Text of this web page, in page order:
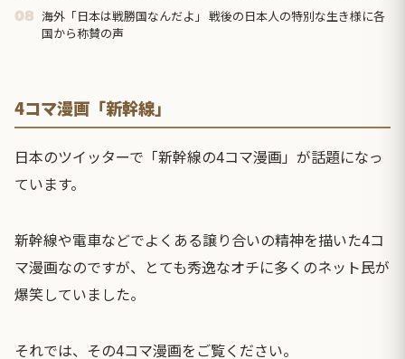
08 海外「日本は戦勝国なんだよ」 戦後の日本人の特別な生き様に各
国から称賛の声
4コマ漫画「新幹線」
日本のツイッターで「新幹線の4コマ漫画」が話題になっ
ています。
新幹線や電車などでよくある譲り合いの精神を描いた4コ
マ漫画なのですが、とても秀逸なオチに多くのネット民が
爆笑していました。
それでは、その4コマ漫画をご覧ください。